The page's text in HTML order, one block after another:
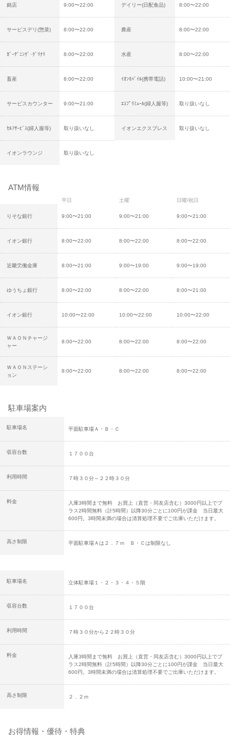
銘店 9:00〜22:00 デイリー(日配食品) 8:00〜22:00
サービスデリ(惣菜) 8:00〜22:00 農産 8:00〜22:00
ｶﾞｰﾃﾞﾆﾝｸﾞ･ｸﾞﾘﾅﾘ 8:00〜22:00 水産 8:00〜22:00
畜産 8:00〜22:00 ｲｵﾝﾓﾊﾞｲﾙ(携帯電話) 10:00〜21:00
サービスカウンター 9:00〜21:00 ｴｽﾌﾟﾘﾐｭｰﾙ(婦人服等) 取り扱いなし
ｾﾙﾌｻｰﾋﾞｽ(婦人服等) 取り扱いなし イオンエクスプレス 取り扱いなし
イオンラウンジ 取り扱いなし
ATM情報
平日 土曜 日曜/祝日
りそな銀行 9:00〜21:00 9:00〜21:00 9:00〜21:00
イオン銀行 8:00〜22:00 8:00〜22:00 8:00〜22:00
近畿労働金庫 8:00〜21:00 9:00〜19:00 9:00〜19:00
ゆうちょ銀行 8:00〜22:00 8:00〜22:00 8:00〜21:00
イオン銀行 10:00〜22:00 10:00〜22:00 10:00〜22:00
ＷＡＯＮチャージ
ャー
8:00〜22:00 8:00〜22:00 8:00〜22:00
ＷＡＯＮステーシ
ョン
8:00〜22:00 8:00〜22:00 8:00〜22:00
駐車場案内
駐車場名 平面駐車場Ａ・Ｂ・Ｃ
収容台数 １７００台
利用時間 ７時３０分～２２時３０分
料金
入庫3時間まで無料 お買上（直営・同友店含む）3000円以上でプ
ラス2時間無料（計5時間）以降30分ごとに100円が課金 当日最大
600円。3時間未満の場合は清算処理不要でご出庫いただけます。
高さ制限 平面駐車場Ａは２．７ｍ Ｂ・Ｃは制限なし
駐車場名 立体駐車場１・２・３・４・５階
収容台数 １７００台
利用時間 ７時３０分から２２時３０分
料金
入庫3時間まで無料 お買上（直営・同友店含む）3000円以上でプ
ラス2時間無料（計5時間）以降30分ごとに100円が課金 当日最大
600円。3時間未満の場合は清算処理不要でご出庫いただけます。
高さ制限 ２．２ｍ
お得情報・優待・特典